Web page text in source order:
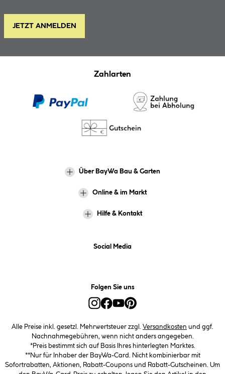
JETZT ANMELDEN
Zahlarten
Über BayWa Bau & Garten
Online & im Markt
Hilfe & Kontakt
Social Media
Folgen Sie uns
Alle Preise inkl. gesetzl. Mehrwertsteuer zzgl. Versandkosten und ggf.
Nachnahmegebühren, wenn nicht anders angegeben.
*Preis bestimmt sich auf Basis Ihres hinterlegten Marktes.
**Nur für Inhaber der BayWa-Card. Nicht kombinierbar mit
Sofortrabatten, Aktionen, Rabatt-Coupons und Rabatt-Gutscheinen. Um